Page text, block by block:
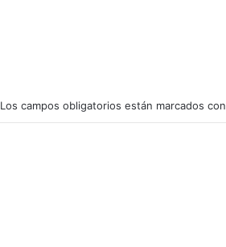
Los campos obligatorios están marcados con